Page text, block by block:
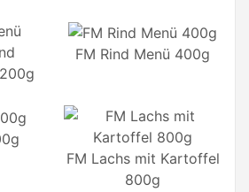
FM Rind Menü 400g
FM Lachs mit Kartoffel
800g